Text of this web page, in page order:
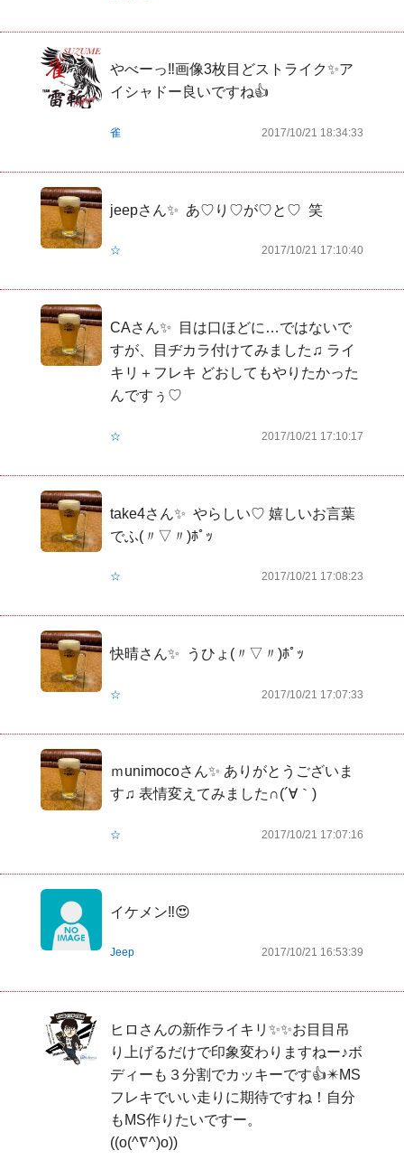
やべーっ‼️画像3枚目どストライク✨ア
イシャドー良いですね👍
雀 2017/10/21 18:34:33
jeepさん✨  あ♡り♡が♡と♡  笑
☆ 2017/10/21 17:10:40
CAさん✨  目は口ほどに…ではないで
すが、目ヂカラ付けてみました♫ ライ
キリ＋フレキ どおしてもやりたかった
んですぅ♡
☆ 2017/10/21 17:10:17
take4さん✨  やらしい♡ 嬉しいお言葉
でふ(〃▽〃)ﾎﾟｯ
☆ 2017/10/21 17:08:23
快晴さん✨  うひょ(〃▽〃)ﾎﾟｯ
☆ 2017/10/21 17:07:33
ｍunimocoさん✨ ありがとうございま
す♫ 表情変えてみました∩(´∀｀)
☆ 2017/10/21 17:07:16
イケメン‼️😍
Jeep 2017/10/21 16:53:39
ヒロさんの新作ライキリ✨✨お目目吊
り上げるだけで印象変わりますねー♪ボ
ディーも３分割でカッキーです👍✴️MS
フレキでいい走りに期待ですね！自分
もMS作りたいですー。
((o(^∇^)o))